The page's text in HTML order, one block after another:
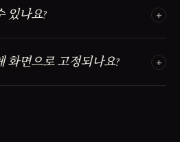
있나요?
화면으로 고정되나요?